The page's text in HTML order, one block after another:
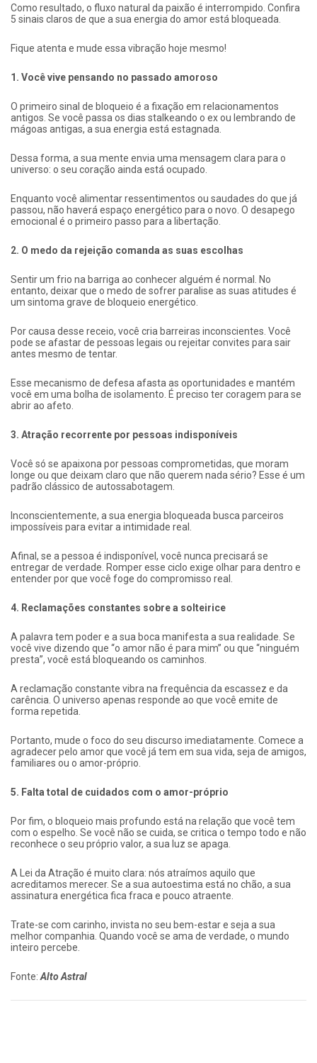
Como resultado, o fluxo natural da paixão é interrompido. Confira
5 sinais claros de que a sua energia do amor está bloqueada.
Fique atenta e mude essa vibração hoje mesmo!
1. Você vive pensando no passado amoroso
O primeiro sinal de bloqueio é a fixação em relacionamentos
antigos. Se você passa os dias stalkeando o ex ou lembrando de
mágoas antigas, a sua energia está estagnada.
Dessa forma, a sua mente envia uma mensagem clara para o
universo: o seu coração ainda está ocupado.
Enquanto você alimentar ressentimentos ou saudades do que já
passou, não haverá espaço energético para o novo. O desapego
emocional é o primeiro passo para a libertação.
2. O medo da rejeição comanda as suas escolhas
Sentir um frio na barriga ao conhecer alguém é normal. No
entanto, deixar que o medo de sofrer paralise as suas atitudes é
um sintoma grave de bloqueio energético.
Por causa desse receio, você cria barreiras inconscientes. Você
pode se afastar de pessoas legais ou rejeitar convites para sair
antes mesmo de tentar.
Esse mecanismo de defesa afasta as oportunidades e mantém
você em uma bolha de isolamento. É preciso ter coragem para se
abrir ao afeto.
3. Atração recorrente por pessoas indisponíveis
Você só se apaixona por pessoas comprometidas, que moram
longe ou que deixam claro que não querem nada sério? Esse é um
padrão clássico de autossabotagem.
Inconscientemente, a sua energia bloqueada busca parceiros
impossíveis para evitar a intimidade real.
Afinal, se a pessoa é indisponível, você nunca precisará se
entregar de verdade. Romper esse ciclo exige olhar para dentro e
entender por que você foge do compromisso real.
4. Reclamações constantes sobre a solteirice
A palavra tem poder e a sua boca manifesta a sua realidade. Se
você vive dizendo que “o amor não é para mim” ou que “ninguém
presta”, você está bloqueando os caminhos.
A reclamação constante vibra na frequência da escassez e da
carência. O universo apenas responde ao que você emite de
forma repetida.
Portanto, mude o foco do seu discurso imediatamente. Comece a
agradecer pelo amor que você já tem em sua vida, seja de amigos,
familiares ou o amor-próprio.
5. Falta total de cuidados com o amor-próprio
Por fim, o bloqueio mais profundo está na relação que você tem
com o espelho. Se você não se cuida, se critica o tempo todo e não
reconhece o seu próprio valor, a sua luz se apaga.
A Lei da Atração é muito clara: nós atraímos aquilo que
acreditamos merecer. Se a sua autoestima está no chão, a sua
assinatura energética fica fraca e pouco atraente.
Trate-se com carinho, invista no seu bem-estar e seja a sua
melhor companhia. Quando você se ama de verdade, o mundo
inteiro percebe.
Fonte: Alto Astral